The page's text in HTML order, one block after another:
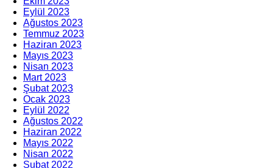
Eylül 2023
Ağustos 2023
Temmuz 2023
Haziran 2023
Mayıs 2023
Nisan 2023
Mart 2023
Şubat 2023
Ocak 2023
Eylül 2022
Ağustos 2022
Haziran 2022
Mayıs 2022
Nisan 2022
Şubat 2022